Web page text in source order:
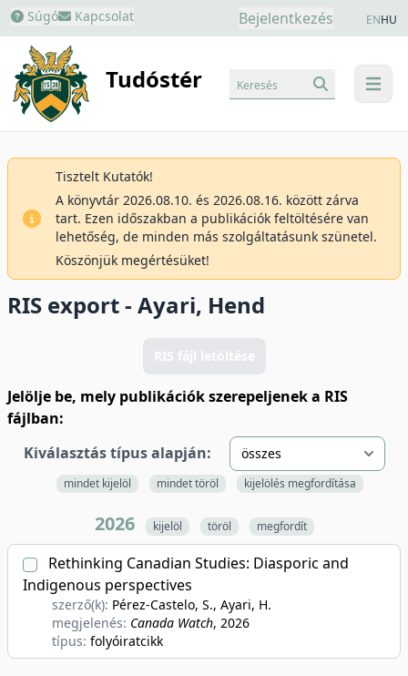
Súgó Kapcsolat Bejelentkezés ENHU
Tudóstér menu
Keresés
Tisztelt Kutatók!
A könyvtár 2026.08.10. és 2026.08.16. között zárva
tart. Ezen időszakban a publikációk feltöltésére van
lehetőség, de minden más szolgáltatásunk szünetel.
Köszönjük megértésüket!
RIS export - Ayari, Hend
RIS fájl letöltése
Jelölje be, mely publikációk szerepeljenek a RIS
fájlban:
Kiválasztás típus alapján:
mindet kijelöl mindet töröl kijelölés megfordítása
2026 kijelöl töröl megfordít
Rethinking Canadian Studies: Diasporic and
Indigenous perspectives
szerző(k): Pérez-Castelo, S., Ayari, H.
megjelenés: Canada Watch, 2026
típus: folyóiratcikk